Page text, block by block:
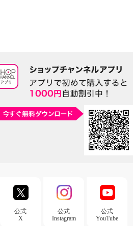
公式
X
公式
Instagram
公式
YouTube